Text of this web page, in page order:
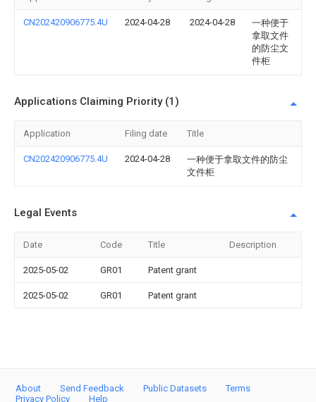
CN202420906775.4U 2024-04-28 2024-04-28
一种便于
拿取文件
的防尘文
件柜
Applications Claiming Priority (1)
Application Filing date Title
CN202420906775.4U 2024-04-28
一种便于拿取文件的防尘
文件柜
Legal Events
Date Code Title Description
2025-05-02 GR01 Patent grant
2025-05-02 GR01 Patent grant
About Send Feedback Public Datasets
Terms
Privacy Policy
Help